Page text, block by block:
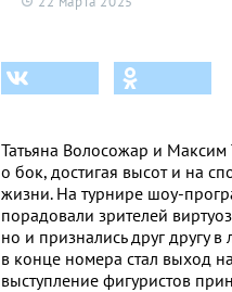
Татьяна Волосожар и Максим
о бок, достигая высот и на
жизни. На турнире шоу-
порадовали зрителей
но и признались друг другу
в конце номера стал выход
выступление фигуристов